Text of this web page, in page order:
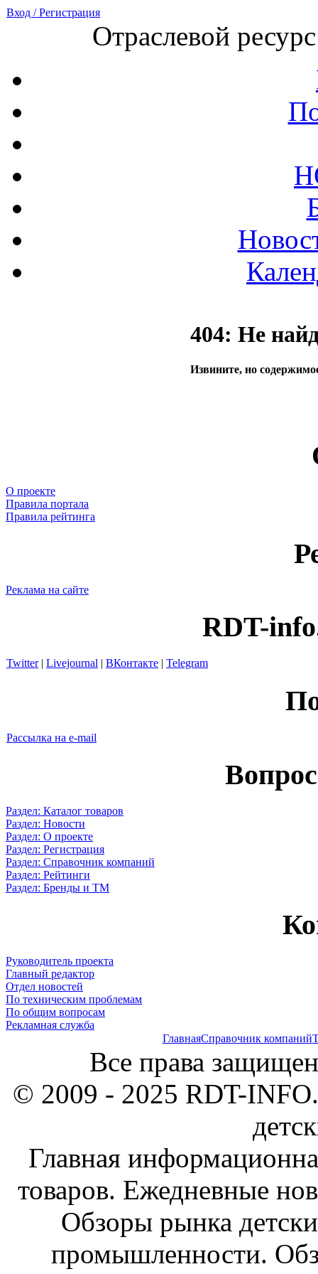
Вход / Регистрация
Отраслевой
404: Не
Извините, но
О проекте
Правила портала
Правила рейтинга
Реклама на сайте
RDT-
Twitter| Livejournal | ВКонтакте | Telegram
Рассылка на e-mail
Раздел: Каталог товаров
Раздел: Новости
Раздел: О проекте
Раздел: Регистрация
Раздел: Справочник компаний
Раздел: Рейтинги
Раздел: Бренды и ТМ
Руководитель проекта
Главный редактор
Отдел новостей
По техническим проблемам
По общим вопросам
Рекламная служба
ГлавнаяСправочник компаний
Все права
© 2009 - 2025 RDT-
Главная
товаров. Ежедневные
Обзоры рынка
промышленности.